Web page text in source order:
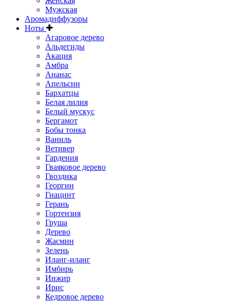
Мужская
Аромадиффузоры
Ноты
Агаровое дерево
Альдегиды
Акация
Амбра
Ананас
Апельсин
Бархатцы
Белая лилия
Белый мускус
Бергамот
Бобы тонка
Ваниль
Ветивер
Гардения
Гваяковое дерево
Гвоздика
Георгин
Гиацинт
Герань
Гортензия
Груша
Дерево
Жасмин
Зелень
Иланг-иланг
Имбирь
Инжир
Ирис
Кедровое дерево